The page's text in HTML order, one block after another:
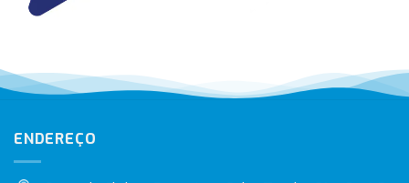
ENDEREÇO